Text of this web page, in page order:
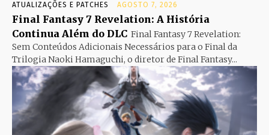
ATUALIZAÇÕES E PATCHES AGOSTO 7, 2026
Final Fantasy 7 Revelation: A História
Continua Além do DLC Final Fantasy 7 Revelation:
Sem Conteúdos Adicionais Necessários para o Final da
Trilogia Naoki Hamaguchi, o diretor de Final Fantasy...